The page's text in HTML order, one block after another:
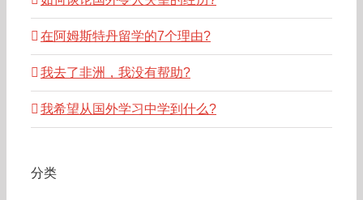
在阿姆斯特丹留学的7个理由?
我去了非洲，我没有帮助?
我希望从国外学习中学到什么?
分类